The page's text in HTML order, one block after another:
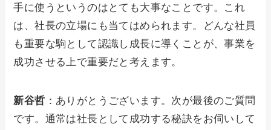
手に使うというのはとても大事なことです。これ
は、社長の立場にも当てはめられます。どんな社員
も重要な駒として認識し成長に導くことが、事業を
成功させる上で重要だと考えます。
新谷哲 ：ありがとうございます。次が最後のご質問
です。通常は社長として成功する秘訣をお伺いして